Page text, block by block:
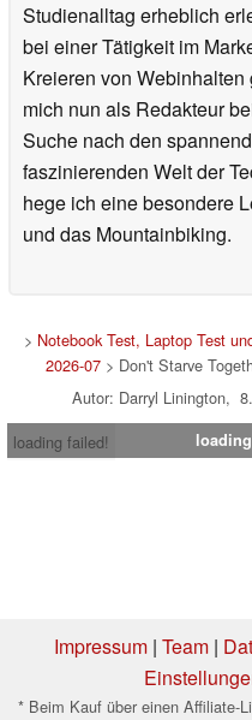
Studienalltag erheblich
bei einer Tätigkeit im
Kreieren von
mich nun als Redakteur
Suche nach den
faszinierenden Welt der
hege ich eine besondere
und das Mountainbiking.
> Notebook Test, Laptop Test
2026-07 > Don't Starve
Autor: Darryl Linington,
loading failed!
Impressum| Team|
* Beim Kauf über einen Affiliate-